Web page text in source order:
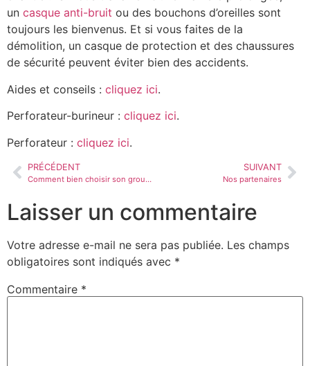
un casque anti-bruit ou des bouchons d’oreilles sont
toujours les bienvenus. Et si vous faites de la
démolition, un casque de protection et des chaussures
de sécurité peuvent éviter bien des accidents.
Aides et conseils : cliquez ici.
Perforateur-burineur : cliquez ici.
Perforateur : cliquez ici.
PRÉCÉDENT
Comment bien choisir son groupe électrogène ?
SUIVANT
Nos partenaires
Laisser un commentaire
Votre adresse e-mail ne sera pas publiée. Les champs
obligatoires sont indiqués avec *
Commentaire *